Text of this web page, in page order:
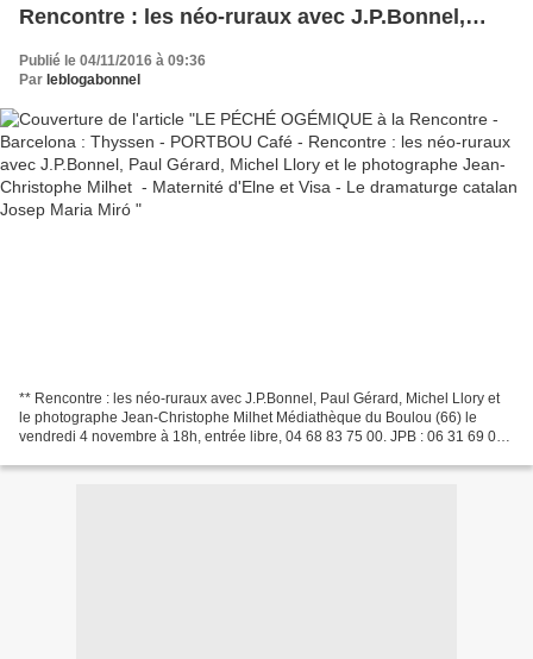
Rencontre : les néo-ruraux avec J.P.Bonnel,
Paul Gérard, Michel Llory et le photographe
Jean-Christophe Milhet - Maternité d'Elne et
Visa - Le dramaturge catalan Josep Maria Miró
Publié le 04/11/2016 à 09:36
Par leblogabonnel
** Rencontre : les néo-ruraux avec J.P.Bonnel, Paul Gérard, Michel Llory et
le photographe Jean-Christophe Milhet Médiathèque du Boulou (66) le
vendredi 4 novembre à 18h, entrée libre, 04 68 83 75 00. JPB : 06 31 69 09